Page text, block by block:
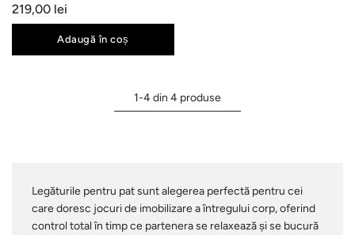
219,00 lei
Adaugă în coș
1-4 din 4 produse
Legăturile pentru pat sunt alegerea perfectă pentru cei
care doresc jocuri de imobilizare a întregului corp, oferind
control total în timp ce partenera se relaxează și se bucură